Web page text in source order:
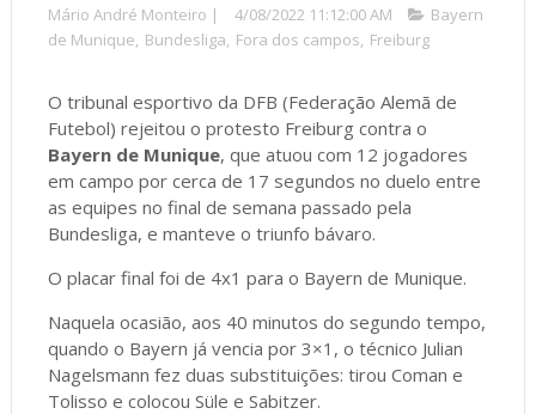
Mário André Monteiro | 4/08/2022 11:12:00 AM
Bayern
de Munique, Bundesliga, Fora dos campos, Freiburg
O tribunal esportivo da DFB (Federação Alemã de
Futebol) rejeitou o protesto Freiburg contra o
Bayern de Munique, que atuou com 12 jogadores
em campo por cerca de 17 segundos no duelo entre
as equipes no final de semana passado pela
Bundesliga, e manteve o triunfo bávaro.
O placar final foi de 4x1 para o Bayern de Munique.
Naquela ocasião, aos 40 minutos do segundo tempo,
quando o Bayern já vencia por 3×1, o técnico Julian
Nagelsmann fez duas substituições: tirou Coman e
Tolisso e colocou Süle e Sabitzer.